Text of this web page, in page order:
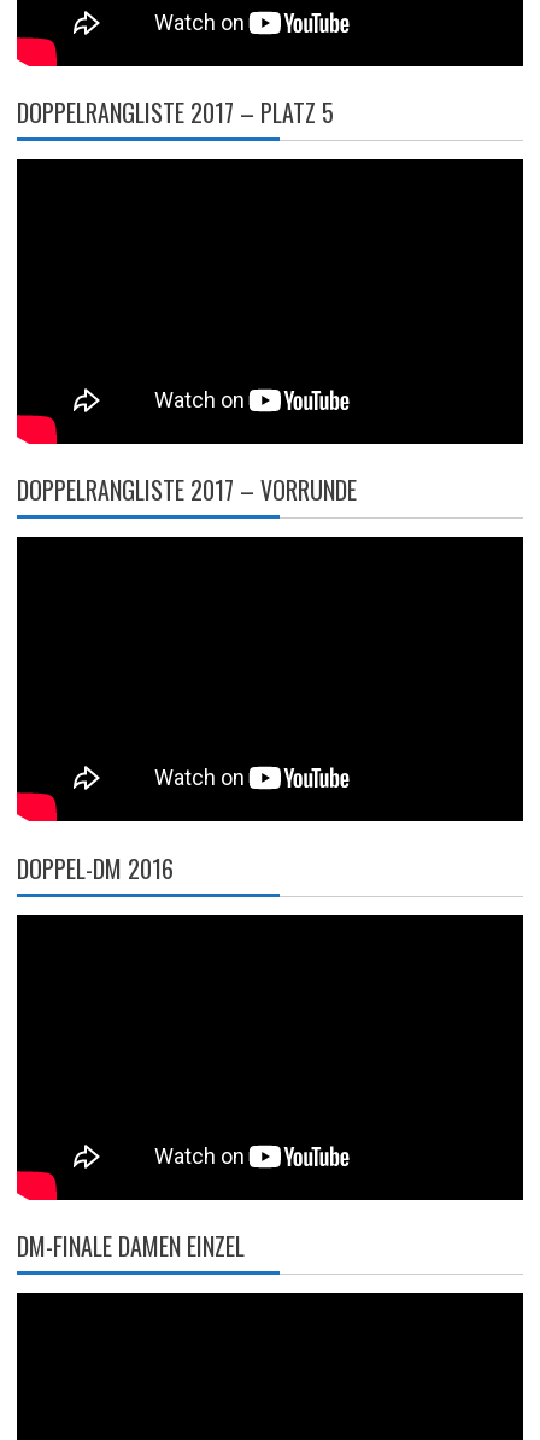
DOPPELRANGLISTE 2017 – PLATZ 5
DOPPELRANGLISTE 2017 – VORRUNDE
DOPPEL-DM 2016
DM-FINALE DAMEN EINZEL